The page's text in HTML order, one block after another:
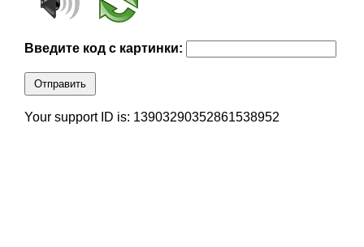
Введите код с картинки:
Отправить
Your support ID is: 13903290352861538952